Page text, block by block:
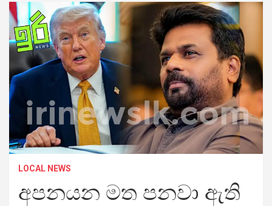
LOCAL NEWS
අපනයන මත පනවා ඇති